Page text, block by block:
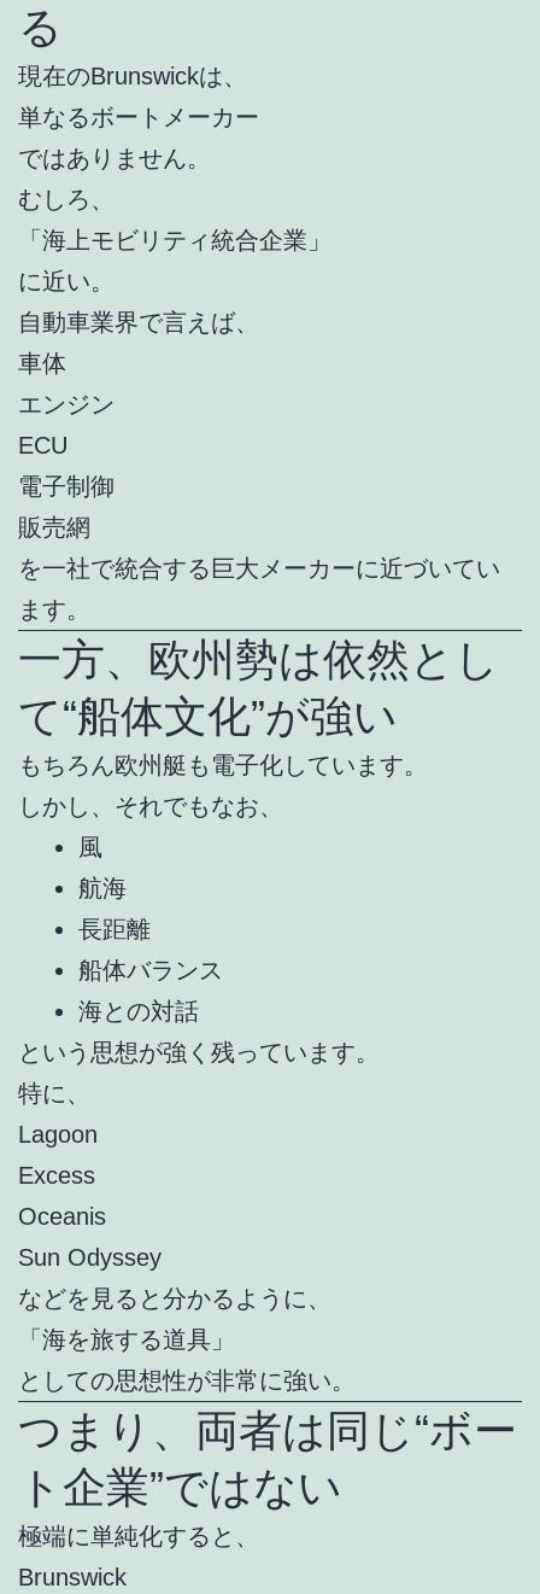
る
現在のBrunswickは、
単なるボートメーカー
ではありません。
むしろ、
「海上モビリティ統合企業」
に近い。
自動車業界で言えば、
車体
エンジン
ECU
電子制御
販売網
を一社で統合する巨大メーカーに近づいてい
ます。
一方、欧州勢は依然とし
て“船体文化”が強い
もちろん欧州艇も電子化しています。
しかし、それでもなお、
風
航海
長距離
船体バランス
海との対話
という思想が強く残っています。
特に、
Lagoon
Excess
Oceanis
Sun Odyssey
などを見ると分かるように、
「海を旅する道具」
としての思想性が非常に強い。
つまり、両者は同じ“ボー
ト企業”ではない
極端に単純化すると、
Brunswick